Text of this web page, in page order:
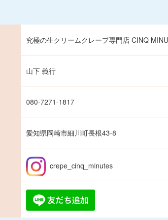
究極の生クリームクレープ専門店 CINQ
山下 義行
080-7271-1817
愛知県岡崎市細川町長根43-8
crepe_cinq_minutes